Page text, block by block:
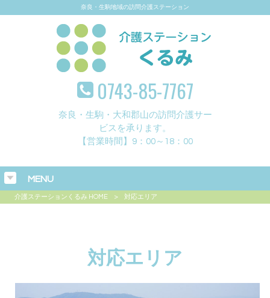
奈良・生駒地域の訪問介護ステーション
0743-85-7767
奈良・生駒・大和郡山の訪問介護サー
ビスを承ります。
【営業時間】9：00～18：00
MENU
介護ステーションくるみ HOME > 対応エリア
対応エリア